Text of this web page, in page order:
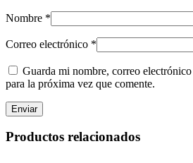
Nombre *
Correo electrónico *
Guarda mi nombre, correo
para la próxima vez que comente.
Productos relacionados